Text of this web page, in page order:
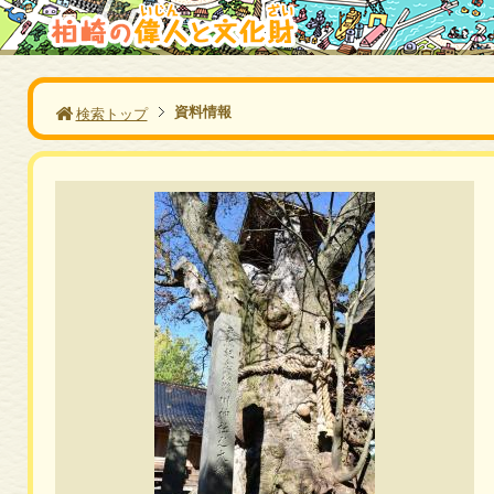
検索トップ 資料情報